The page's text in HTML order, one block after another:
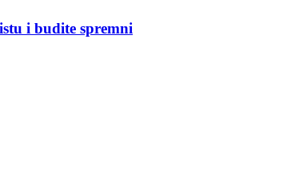
i budite spremni